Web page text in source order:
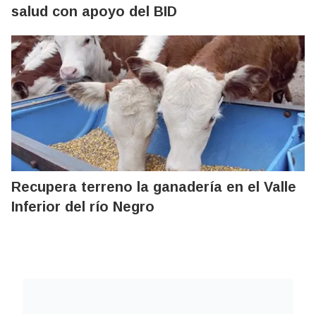
salud con apoyo del BID
Recupera terreno la ganadería en el Valle
Inferior del río Negro